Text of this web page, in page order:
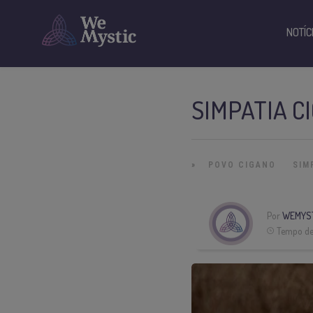
SIMPATIA
» POVO CIGANO
Por
Tempo